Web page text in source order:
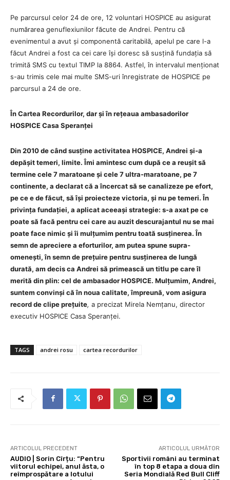
Pe parcursul celor 24 de ore, 12 voluntari HOSPICE au asigurat
numărarea genuflexiunilor făcute de Andrei. Pentru că
evenimentul a avut și componentă caritabilă, apelul pe care l-a
făcut Andrei a fost ca cei care își doresc să susțină fundația să
trimită SMS cu textul TIMP la 8864. Astfel, în intervalul menționat
s-au trimis cele mai multe SMS-uri înregistrate de HOSPICE pe
parcursul a 24 de ore.
În Cartea Recordurilor, dar și în rețeaua ambasadorilor
HOSPICE Casa Speranței
Din 2010 de când susține activitatea HOSPICE, Andrei și-a
depășit temeri, limite. Îmi amintesc cum după ce a reușit să
termine cele 7 maratoane și cele 7 ultra-maratoane, pe 7
continente, a declarat că a încercat să se canalizeze pe efort,
pe ce e de făcut, să își proiecteze victoria, și nu pe temeri. În
privința fundației, a aplicat aceeași strategie: s-a axat pe ce
poate să facă pentru cei care au auzit descurajantul nu se mai
poate face nimic și îi mulțumim pentru toată susținerea. În
semn de apreciere a eforturilor, am putea spune supra-
omenești, în semn de prețuire pentru susținerea de lungă
durată, am decis ca Andrei să primească un titlu pe care îl
merită din plin: cel de ambasador HOSPICE. Mulțumim, Andrei,
suntem convinși că în noua calitate, împreună, vom asigura
record de clipe prețuite, a precizat Mirela Nemțanu, director
executiv HOSPICE Casa Speranței.
TAGS andrei rosu cartea recordurilor
ARTICOLUL PRECEDENT
AUDIO | Sorin Cîrțu: “Pentru
viitorul echipei, anul ăsta, o
reîmprospătare a lotului
ARTICOLUL URMĂTOR
Sportivii români au terminat
în top 8 etapa a doua din
Seria Mondială Red Bull Cliff